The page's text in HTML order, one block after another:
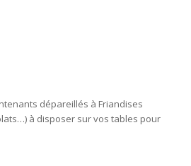
dépareillés à Friandises
à disposer sur vos tables pour